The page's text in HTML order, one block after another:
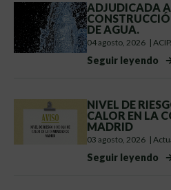
ADJUDICADA
DE AGUA.
04 agosto, 2026 |
Seguir leyendo
NIVEL DE
CALOR EN LA
MADRID
03 agosto, 2026 |
Seguir leyendo